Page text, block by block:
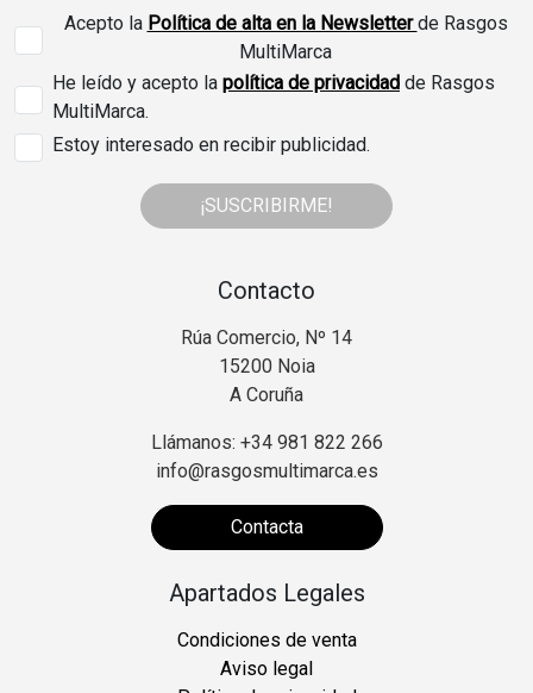
Acepto la Política de alta en la Newsletterde Rasgos
MultiMarca
He leído y acepto la política de privacidad de Rasgos
MultiMarca.
Estoy interesado en recibir publicidad.
¡SUSCRIBIRME!
Contacto
Rúa Comercio, Nº 14
15200 Noia
A Coruña
Llámanos: +34 981 822 266
info@rasgosmultimarca.es
Contacta
Apartados Legales
Condiciones de venta
Aviso legal